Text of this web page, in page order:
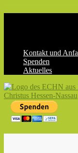
Kontakt und
Spenden
Aktuelles
ECHN
EC-